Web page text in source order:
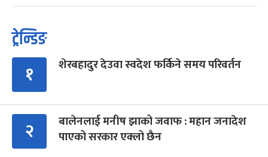
ट्रेन्डिङ
१ शेरबहादुर देउवा स्वदेश फर्किने समय परिवर्तन
२
बालेनलाई मनीष झाको जवाफ : महान जनादेश
पाएको सरकार एक्लो छैन